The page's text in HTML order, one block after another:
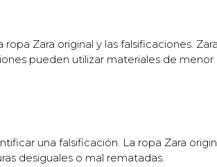
Zara original y las falsificaciones.
pueden utilizar materiales de
una falsificación. La ropa Zara
desiguales o mal rematadas.